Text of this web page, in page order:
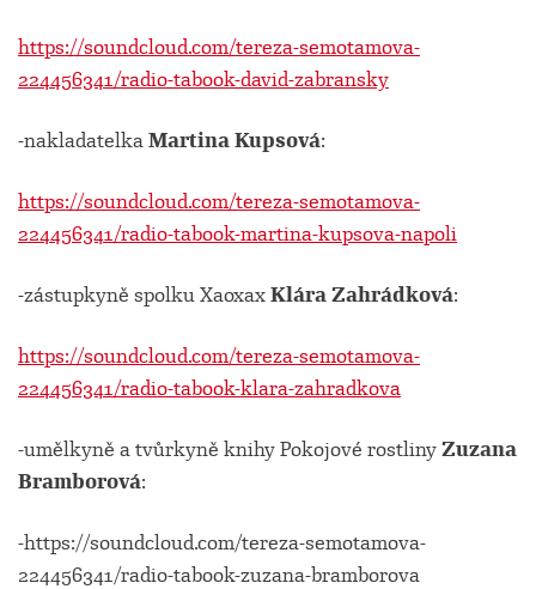
https://soundcloud.com/tereza-semotamova-
224456341/radio-tabook-david-zabransky
-nakladatelkaMartina Kupsová:
https://soundcloud.com/tereza-semotamova-
224456341/radio-tabook-martina-kupsova-napoli
-zástupkyně spolku XaoxaxKlára Zahrádková:
https://soundcloud.com/tereza-semotamova-
224456341/radio-tabook-klara-zahradkova
-umělkyně a tvůrkyně knihy Pokojové rostlinyZuzana
Bramborová:
-https://soundcloud.com/tereza-semotamova-
224456341/radio-tabook-zuzana-bramborova